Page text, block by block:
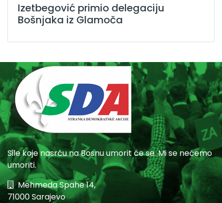
Izetbegović primio delegaciju
Bošnjaka iz Glamoča
Sile koje nasrću na Bosnu umorit će se. Mi se nećemo
umoriti.
Mehmeda Spahe 14,
71000 Sarajevo